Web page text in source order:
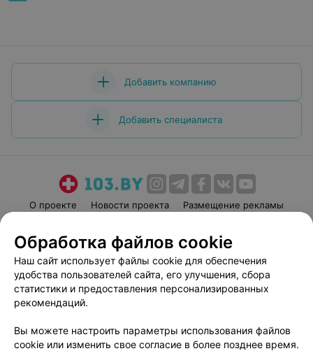
Добавить компанию
Добавить специалиста
О проекте Новости проекта
Размещение рекламы
Пользовательское соглашение
Способы оплаты
Вакансии
Партнеры
Написать руководителю 103.by
Обработка персональных данных
Обработка файлов cookie
Наш сайт использует файлы cookie для обеспечения
удобства пользователей сайта, его улучшения, сбора
статистики и предоставления персонализированных
рекомендаций.
Вы можете настроить параметры использования файлов
cookie или изменить свое согласие в более позднее время.